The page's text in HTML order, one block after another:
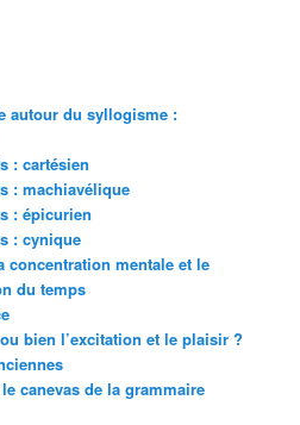
autour du syllogisme :
: cartésien
: machiavélique
: épicurien
: cynique
concentration mentale et le
du temps
bien l’excitation et le plaisir ?
canevas de la grammaire